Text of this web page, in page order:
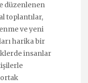
düzenlenen
toplantılar,
ve yeni
harika bir
insanlar
ortak